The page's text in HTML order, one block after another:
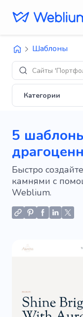
Шаблоны
Сайты
Категории
5
Быстро
камнями с
Weblium.